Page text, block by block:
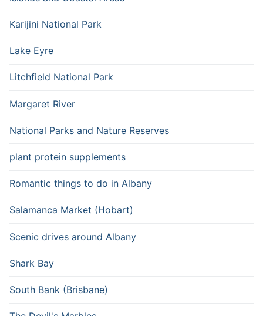
Karijini National Park
Lake Eyre
Litchfield National Park
Margaret River
National Parks and Nature Reserves
plant protein supplements
Romantic things to do in Albany
Salamanca Market (Hobart)
Scenic drives around Albany
Shark Bay
South Bank (Brisbane)